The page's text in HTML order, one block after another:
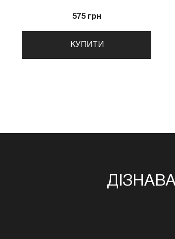
575 грн
КУПИТИ